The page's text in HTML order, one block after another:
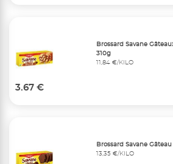
Brossard Savane
310g
11,84 €/KILO
3.67 €
Brossard Savane
13,35 €/KILO